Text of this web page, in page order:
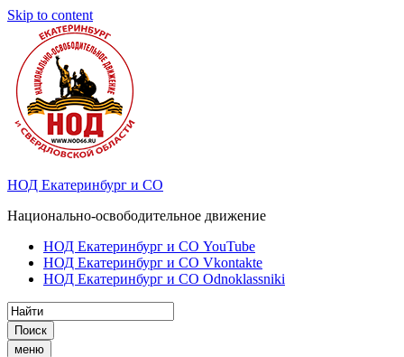
Skip to content
НОД Екатеринбург и СО
Национально-освободительное движение
НОД Екатеринбург и СО YouTube
НОД Екатеринбург и СО Vkontakte
НОД Екатеринбург и СО Odnoklassniki
Поиск
меню